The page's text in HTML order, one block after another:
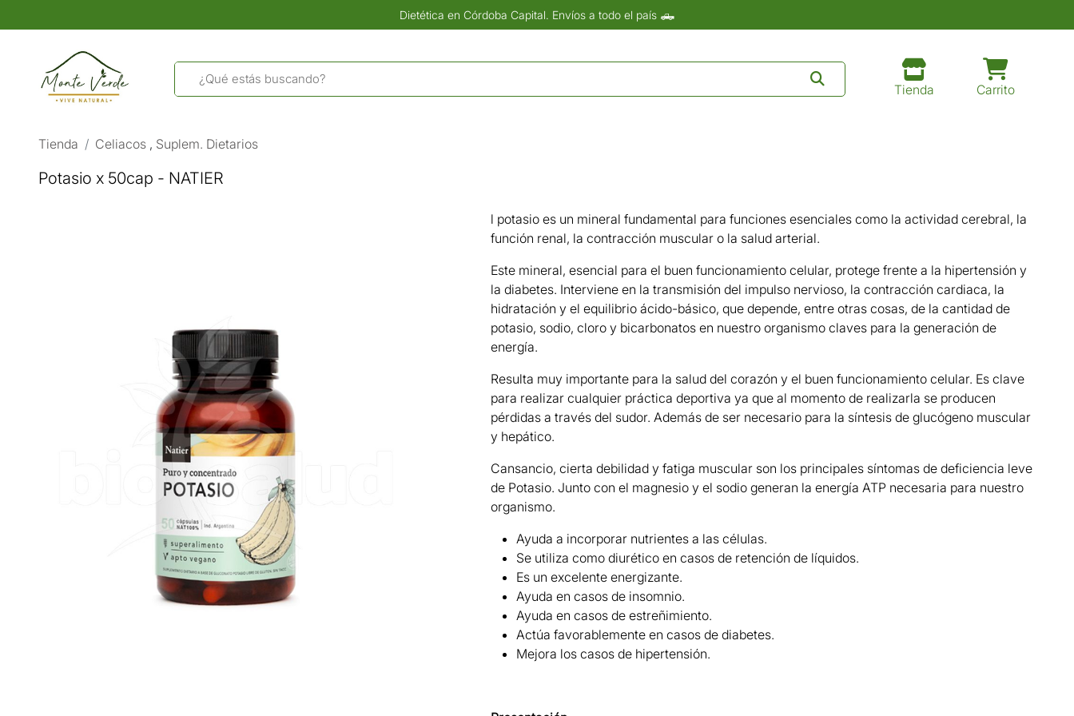
Dietética en Córdoba Capital. Envíos a todo el país 🛻
Tienda Carrito
Tienda Celiacos , Suplem. Dietarios
Potasio x 50cap - NATIER
l potasio es un mineral fundamental para funciones esenciales como la actividad cerebral, la
función renal, la contracción muscular o la salud arterial.
Este mineral, esencial para el buen funcionamiento celular, protege frente a la hipertensión y
la diabetes. Interviene en la transmisión del impulso nervioso, la contracción cardiaca, la
hidratación y el equilibrio ácido-básico, que depende, entre otras cosas, de la cantidad de
potasio, sodio, cloro y bicarbonatos en nuestro organismo claves para la generación de
energía.
Resulta muy importante para la salud del corazón y el buen funcionamiento celular. Es clave
para realizar cualquier práctica deportiva ya que al momento de realizarla se producen
pérdidas a través del sudor. Además de ser necesario para la síntesis de glucógeno muscular
y hepático.
Cansancio, cierta debilidad y fatiga muscular son los principales síntomas de deficiencia leve
de Potasio. Junto con el magnesio y el sodio generan la energía ATP necesaria para nuestro
organismo.
Ayuda a incorporar nutrientes a las células.
Se utiliza como diurético en casos de retención de líquidos.
Es un excelente energizante.
Ayuda en casos de insomnio.
Ayuda en casos de estreñimiento.
Actúa favorablemente en casos de diabetes.
Mejora los casos de hipertensión.